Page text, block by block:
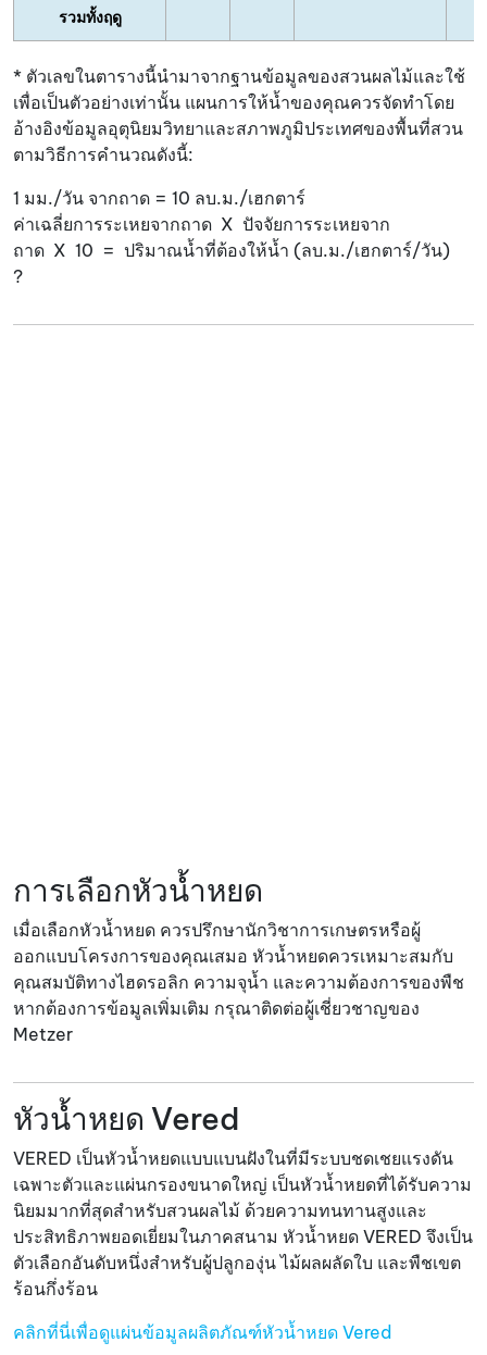
รวมทั้งฤดู
* ตัวเลขในตารางนี้นำมาจากฐานข้อมูลของสวนผลไม้และใช้
เพื่อเป็นตัวอย่างเท่านั้น แผนการให้น้ำของคุณควรจัดทำโดย
อ้างอิงข้อมูลอุตุนิยมวิทยาและสภาพภูมิประเทศของพื้นที่สวน
ตามวิธีการคำนวณดังนี้:
1 มม./วัน จากถาด = 10 ลบ.ม./เฮกตาร์
ค่าเฉลี่ยการระเหยจากถาด X ปัจจัยการระเหยจาก
ถาด X 10 = ปริมาณน้ำที่ต้องให้น้ำ (ลบ.ม./เฮกตาร์/วัน)
?
การเลือกหัวน้ำหยด
เมื่อเลือกหัวน้ำหยด ควรปรึกษานักวิชาการเกษตรหรือผู้
ออกแบบโครงการของคุณเสมอ หัวน้ำหยดควรเหมาะสมกับ
คุณสมบัติทางไฮดรอลิก ความจุน้ำ และความต้องการของพืช
หากต้องการข้อมูลเพิ่มเติม กรุณาติดต่อผู้เชี่ยวชาญของ
Metzer
หัวน้ำหยด Vered
VERED เป็นหัวน้ำหยดแบบแบนฝังในที่มีระบบชดเชยแรงดัน
เฉพาะตัวและแผ่นกรองขนาดใหญ่ เป็นหัวน้ำหยดที่ได้รับความ
นิยมมากที่สุดสำหรับสวนผลไม้ ด้วยความทนทานสูงและ
ประสิทธิภาพยอดเยี่ยมในภาคสนาม หัวน้ำหยด VERED จึงเป็น
ตัวเลือกอันดับหนึ่งสำหรับผู้ปลูกองุ่น ไม้ผลผลัดใบ และพืชเขต
ร้อนกึ่งร้อน
คลิกที่นี่เพื่อดูแผ่นข้อมูลผลิตภัณฑ์หัวน้ำหยด Vered